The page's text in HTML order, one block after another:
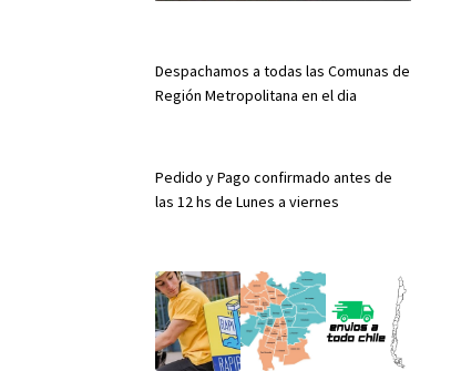
Despachamos a todas las Comunas de
Región Metropolitana en el dia
Pedido y Pago confirmado antes de
las 12 hs de Lunes a viernes